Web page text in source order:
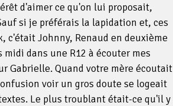
d'aimer ce qu'on lui proposait,
si je préférais la lapidation et, ces
c'était Johnny, Renaud en deuxième
dans une R12 à écouter mes
Gabrielle. Quand votre mère écoutait
voir un gros doute se logeait
Le plus troublant était-ce qu'il y